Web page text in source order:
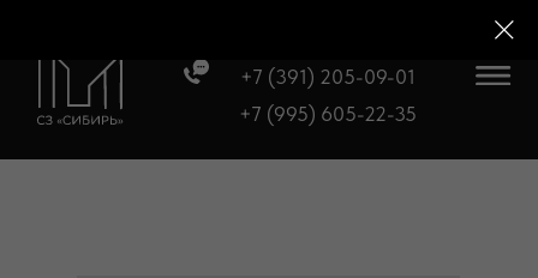
+7 (995) 605-22-35